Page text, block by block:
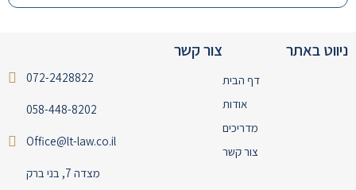
צור קשר
072-2428822
058-448-8202
Office@lt-law.co.il
מצדה 7, בני ברק
ניווט באתר
דף הבית
אודות
מדריכים
צור קשר